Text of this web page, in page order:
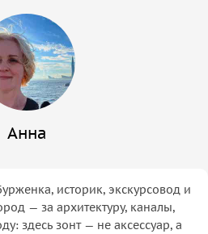
Анна
историк, экскурсовод и
— за архитектуру, каналы,
здесь зонт — не аксессуар, а